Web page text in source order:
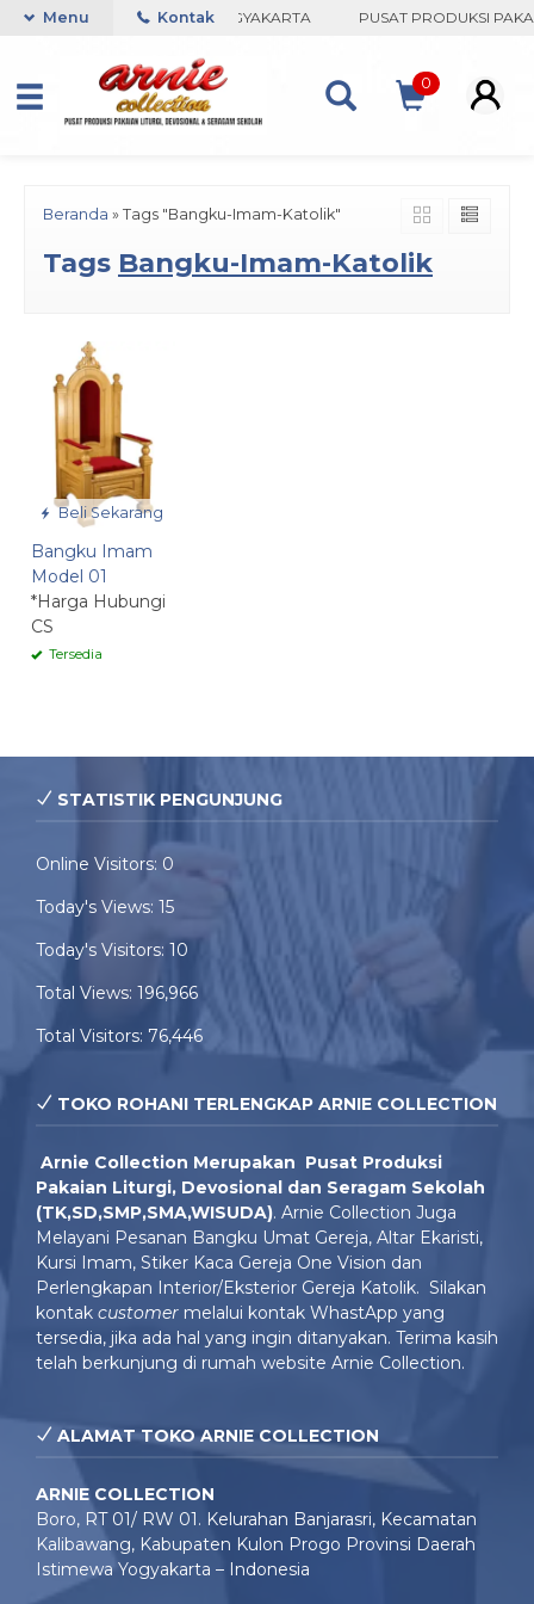
COLLECTION-BORO, YOGYAKARTA PUSAT PRODUKSI
Menu Kontak
0
Beranda » Tags "Bangku-Imam-Katolik"
Tags Bangku-Imam-Katolik
Beli Sekarang
Bangku Imam
Model 01
*Harga Hubungi
CS
Tersedia
STATISTIK PENGUNJUNG
Online Visitors: 0
Today's Views: 15
Today's Visitors: 10
Total Views: 196,966
Total Visitors: 76,446
TOKO ROHANI TERLENGKAP ARNIE COLLECTION
Arnie Collection Merupakan Pusat Produksi
Pakaian Liturgi, Devosional dan Seragam Sekolah
(TK,SD,SMP,SMA,WISUDA). Arnie Collection Juga
Melayani Pesanan Bangku Umat Gereja, Altar Ekaristi,
Kursi Imam, Stiker Kaca Gereja One Vision dan
Perlengkapan Interior/Eksterior Gereja Katolik. Silakan
kontak customer melalui kontak WhastApp yang
tersedia, jika ada hal yang ingin ditanyakan. Terima kasih
telah berkunjung di rumah website Arnie Collection.
ALAMAT TOKO ARNIE COLLECTION
ARNIE COLLECTION
Boro, RT 01/ RW 01. Kelurahan Banjarasri, Kecamatan
Kalibawang, Kabupaten Kulon Progo Provinsi Daerah
Istimewa Yogyakarta – Indonesia